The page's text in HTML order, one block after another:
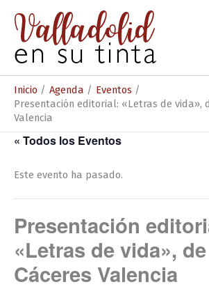
contenido
Inicio Agenda
Eventos
Presentación editorial: «Letras de vida»,
Valencia
« Todos los Eventos
Este evento ha pasado.
Presentación
«Letras de vida»,
Cáceres Valencia